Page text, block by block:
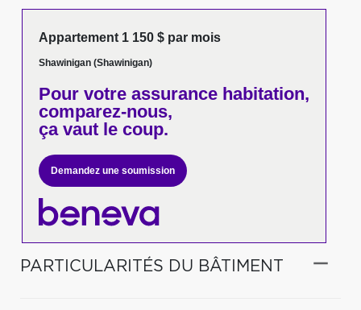
Appartement 1 150 $ par mois
Shawinigan (Shawinigan)
Pour votreassurance habitation,
comparez-nous,
ça vaut le coup.
Demandez une soumission
PARTICULARITÉS DU BÂTIMENT